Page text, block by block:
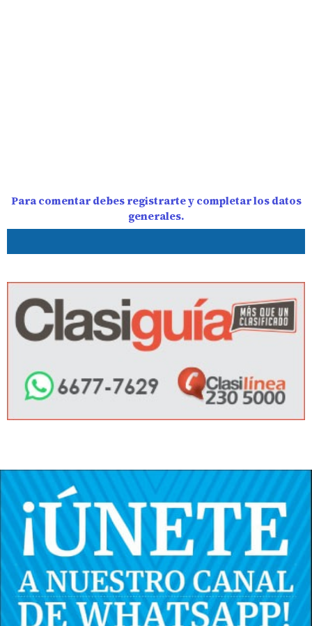
Para comentar debes registrarte y completar los datos
generales.